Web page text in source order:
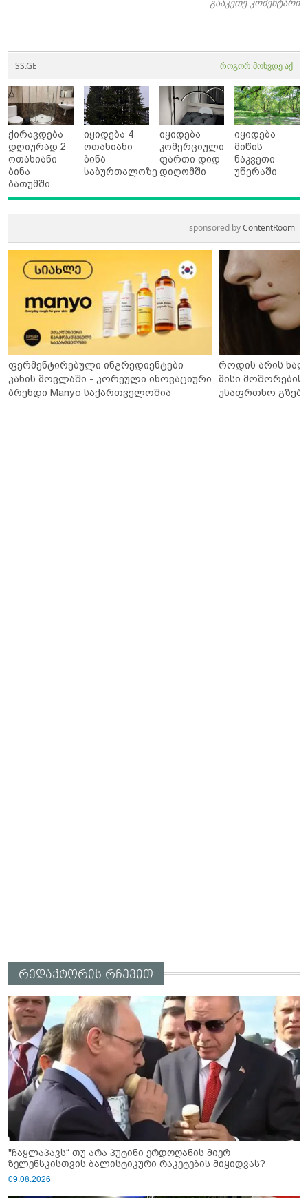
SS.GE როგორ მოხვდე აქ
ქირავდება
დღიურად 2
ოთახიანი
ბინა
ბათუმში
იყიდება 4
ოთახიანი
ბინა
საბურთალოზე
იყიდება
კომერციული
ფართი დიდ
დიღომში
იყიდება
მიწის
ნაკვეთი
უწერაში
sponsored byContentRoom
ფერმენტირებული ინგრედიენტები
კანის მოვლაში - კორეული ინოვაციური
ბრენდი Manyo საქართველოშია
როდის არის
მისი მოშორების
უსაფრთხო გზები
რედაქტორის რჩევით
"ჩაყლაპავს“ თუ არა პუტინი ერდოღანის მიერ
ზელენსკისთვის ბალისტიკური რაკეტების მიყიდვას?
09.08.2026